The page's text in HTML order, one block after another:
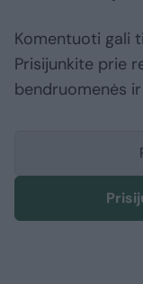
Komentuoti gali
Prisijunkite prie
bendruomenės